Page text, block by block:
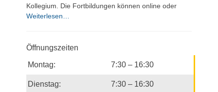
Kollegium. Die Fortbildungen können online oder
Weiterlesen…
Öffnungszeiten
Montag: 7:30 – 16:30
Dienstag: 7:30 – 16:30